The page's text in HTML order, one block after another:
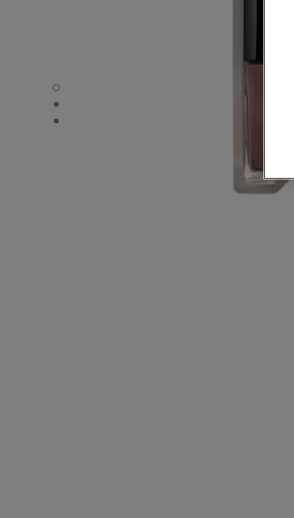
OMBRE PREMIÈRE LAQUE - Vista por defecto
OMBRE PREMIÈRE LAQUE - Vista alternativa 1
OMBRE PREMIÈRE LAQUE - Vista de la textura básica